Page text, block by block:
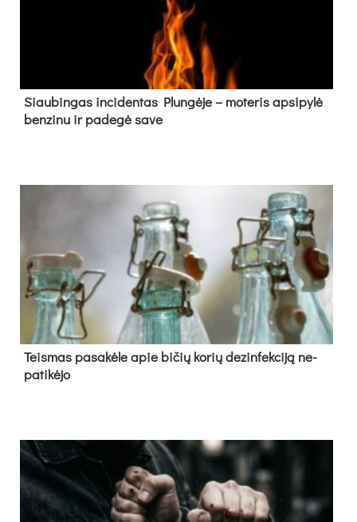
Siau­bin­gas in­ci­den­tas Plun­gė­je – mo­te­ris ap­si­py­lė
ben­zi­nu ir pa­de­gė sa­ve
Teis­mas pa­sa­kė­le apie bi­čių ko­rių de­zin­fek­ci­ją ne­
pa­ti­kė­jo